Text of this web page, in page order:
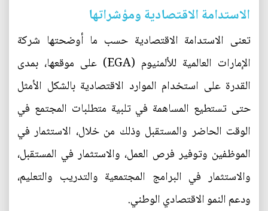
الاستدامة الاقتصادية ومؤشراتها
تعنى الاستدامة الاقتصادية حسب ما أوضحتها شركة
الإمارات العالمية للألمنيوم (EGA) على موقعها، بمدى
القدرة على استخدام الموارد الاقتصادية بالشكل الأمثل
حتى تستطيع المساهمة في تلبية متطلبات المجتمع في
الوقت الحاضر والمستقبل وذلك من خلال، الاستثمار في
الموظفين وتوفير فرص العمل، والاستثمار في المستقبل،
والاستثمار في البرامج المجتمعية والتدريب والتعليم،
ودعم النمو الاقتصادي الوطني.